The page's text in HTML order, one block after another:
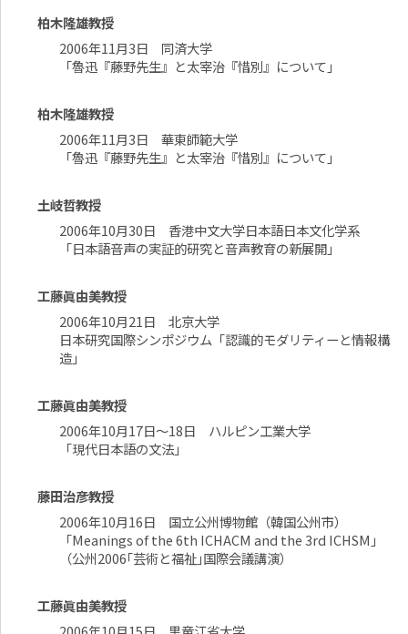
柏木隆雄教授
2006年11月3日 同済大学
「魯迅『藤野先生』と太宰治『惜別』について」
柏木隆雄教授
2006年11月3日 華東師範大学
「魯迅『藤野先生』と太宰治『惜別』について」
土岐哲教授
2006年10月30日 香港中文大学日本語日本文化学系
「日本語音声の実証的研究と音声教育の新展開」
工藤眞由美教授
2006年10月21日 北京大学
日本研究国際シンポジウム「認識的モダリティーと情報構
造」
工藤眞由美教授
2006年10月17日～18日 ハルピン工業大学
「現代日本語の文法」
藤田治彦教授
2006年10月16日 国立公州博物館（韓国公州市）
「Meanings of the 6th ICHACM and the 3rd ICHSM」
（公州2006｢芸術と福祉｣国際会議講演）
工藤眞由美教授